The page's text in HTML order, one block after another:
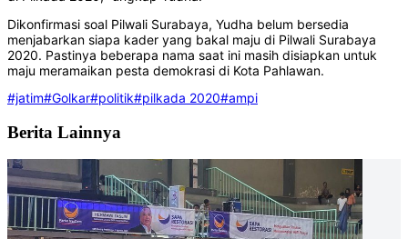
Dikonfirmasi soal Pilwali Surabaya, Yudha belum bersedia
menjabarkan siapa kader yang bakal maju di Pilwali Surabaya
2020. Pastinya beberapa nama saat ini masih disiapkan untuk
maju meramaikan pesta demokrasi di Kota Pahlawan.
#jatim#Golkar#politik#pilkada 2020#ampi
Berita Lainnya